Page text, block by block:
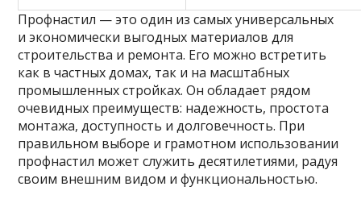
Профнастил — это один из самых универсальных
и экономически выгодных материалов для
строительства и ремонта. Его можно встретить
как в частных домах, так и на масштабных
промышленных стройках. Он обладает рядом
очевидных преимуществ: надежность, простота
монтажа, доступность и долговечность. При
правильном выборе и грамотном использовании
профнастил может служить десятилетиями, радуя
своим внешним видом и функциональностью.